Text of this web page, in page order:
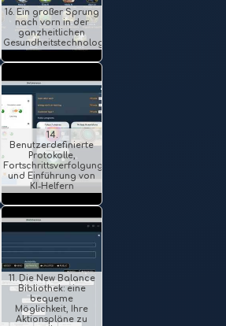
16. Ein großer Sprung
nach vorn in der
ganzheitlichen
Gesundheitstechnologie
14.
Benutzerdefinierte
Protokolle,
Fortschrittsverfolgung
und Einführung von
KI-Helfern
11. Die New Balance
Bibliothek: eine
bequeme
Möglichkeit, Ihre
Aktionspläne zu